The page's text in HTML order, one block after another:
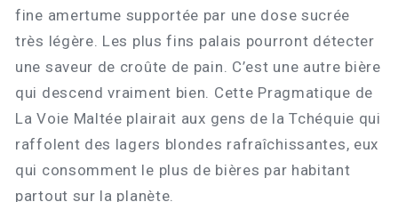
fine amertume supportée par une dose sucrée
très légère. Les plus fins palais pourront détecter
une saveur de croûte de pain. C’est une autre bière
qui descend vraiment bien. Cette Pragmatique de
La Voie Maltée plairait aux gens de la Tchéquie qui
raffolent des lagers blondes rafraîchissantes, eux
qui consomment le plus de bières par habitant
partout sur la planète.